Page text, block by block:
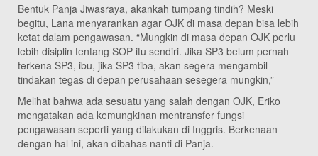
Bentuk Panja Jiwasraya, akankah tumpang tindih? Meski
begitu, Lana menyarankan agar OJK di masa depan bisa lebih
ketat dalam pengawasan. “Mungkin di masa depan OJK perlu
lebih disiplin tentang SOP itu sendiri. Jika SP3 belum pernah
terkena SP3, ibu, jika SP3 tiba, akan segera mengambil
tindakan tegas di depan perusahaan sesegera mungkin,”
Melihat bahwa ada sesuatu yang salah dengan OJK, Eriko
mengatakan ada kemungkinan mentransfer fungsi
pengawasan seperti yang dilakukan di Inggris. Berkenaan
dengan hal ini, akan dibahas nanti di Panja.